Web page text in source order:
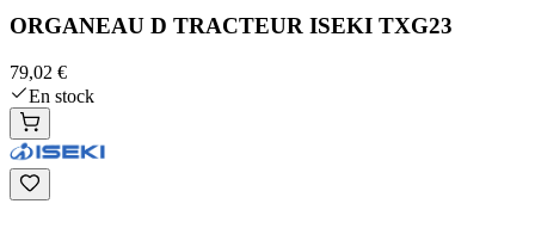
ORGANEAU D TRACTEUR ISEKI TXG23
79,02 €
En stock